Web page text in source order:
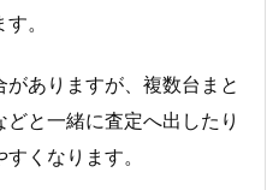
。
ありますが、複数台まと
と一緒に査定へ出したり
くなります。